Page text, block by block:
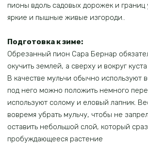
пионы вдоль садовых дорожек и границ
яркие и пышные живые изгороди..
Подготовка к зиме:
Обрезанный пион Сара Бернар
окучить землей, а сверху и вокруг
В качестве мульчи обычно используют
под него можно положить немного
используют солому и еловый лапник.
вовремя убрать мульчу, чтобы не
оставить небольшой слой, который
пробуждающееся растение